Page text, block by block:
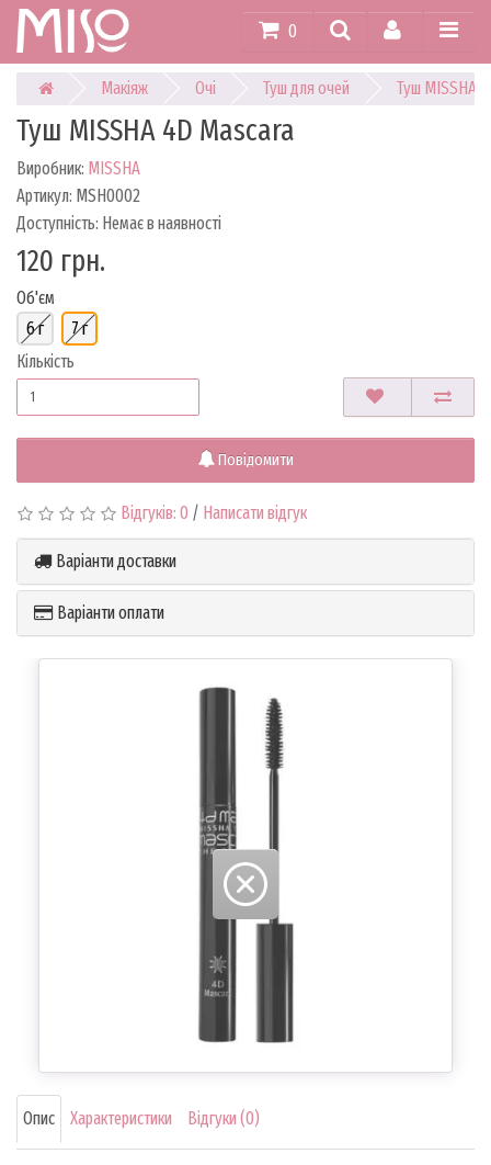
0
Макіяж Очі Туш для очей Туш MISSHA
Туш MISSHA 4D Mascara
Виробник: MISSHA
Артикул: MSH0002
Доступність: Немає в наявності
120 грн.
Об'єм
6 г
7 г
Кількість
Повідомити
Відгуків: 0 / Написати відгук
Варіанти доставки
Варіанти оплати
Опис Характеристики Відгуки (0)